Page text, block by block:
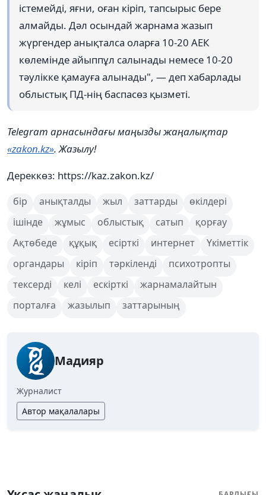
істемейді, яғни, оған кіріп, тапсырыс бере
алмайды. Дәл осындай жарнама жазып
жүргендер анықталса оларға 10-20 АЕК
көлемінде айыппұл салынады немесе 10-20
тәулікке қамауға алынады", — деп хабарлады
облыстық ПД-нің баспасөз қызметі.
Telegram арнасындағы маңызды жаңалықтар
«zakon.kz». Жазылу!
Дереккөз: https://kaz.zakon.kz/
бір анықталды жыл заттарды
өкілдері
ішінде
жұмыс облыстық сатып
қорғау
Ақтөбеде
құқық есірткі интернет
Үкіметтік
органдары
кіріп тәркіленді
психотропты
тексерді
келі ескірткі
жарнамалайтын
порталға
жазылып заттарының
Мадияр
Журналист
Автор мақалалары